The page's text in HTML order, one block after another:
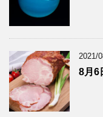
2021/
8月6